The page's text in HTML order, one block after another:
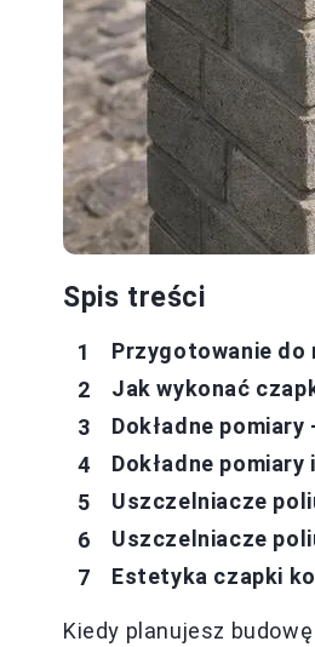
Spis treści
Przygotowanie do
Jak wykonać
Dokładne
Dokładne
Uszczelniacze
Uszczelniacze
Estetyka czapki
Kiedy planujesz